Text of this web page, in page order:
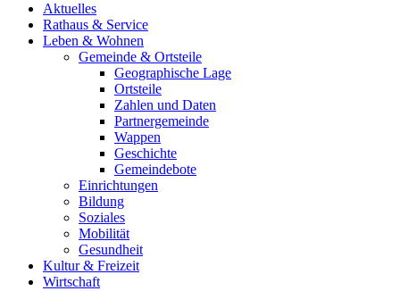
Aktuelles
Rathaus & Service
Leben & Wohnen
Gemeinde & Ortsteile
Geographische Lage
Ortsteile
Zahlen und Daten
Partnergemeinde
Wappen
Geschichte
Gemeindebote
Einrichtungen
Bildung
Soziales
Mobilität
Gesundheit
Kultur & Freizeit
Wirtschaft